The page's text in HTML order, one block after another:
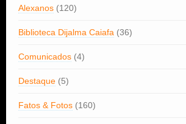
Alexanos (120)
Biblioteca Dijalma Caiafa (36)
Comunicados (4)
Destaque (5)
Fatos & Fotos (160)